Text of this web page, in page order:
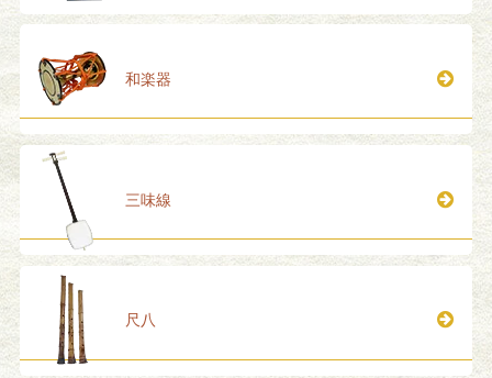
和楽器
三味線
尺八